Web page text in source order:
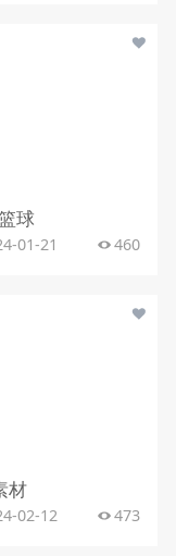
球
01-21 460
材
02-12 473